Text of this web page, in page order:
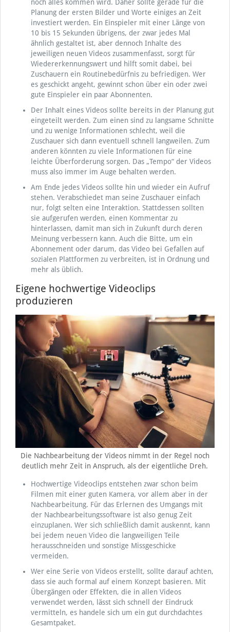
noch alles kommen wird. Daher sollte gerade für die
Planung der ersten Bilder und Worte einiges an Zeit
investiert werden. Ein Einspieler mit einer Länge von
10 bis 15 Sekunden übrigens, der zwar jedes Mal
ähnlich gestaltet ist, aber dennoch Inhalte des
jeweiligen neuen Videos zusammenfasst, sorgt für
Wiedererkennungswert und hilft somit dabei, bei
Zuschauern ein Routinebedürfnis zu befriedigen. Wer
es geschickt angeht, gewinnt schon über ein oder zwei
gute Einspieler ein paar Abonnenten.
Der Inhalt eines Videos sollte bereits in der Planung gut
eingeteilt werden. Zum einen sind zu langsame Schnitte
und zu wenige Informationen schlecht, weil die
Zuschauer sich dann eventuell schnell langweilen. Zum
anderen könnten zu viele Informationen für eine
leichte Überforderung sorgen. Das „Tempo“ der Videos
muss also immer im Auge behalten werden.
Am Ende jedes Videos sollte hin und wieder ein Aufruf
stehen. Verabschiedet man seine Zuschauer einfach
nur, folgt selten eine Interaktion. Stattdessen sollten
sie aufgerufen werden, einen Kommentar zu
hinterlassen, damit man sich in Zukunft durch deren
Meinung verbessern kann. Auch die Bitte, um ein
Abonnement oder darum, das Video bei Gefallen auf
sozialen Plattformen zu verbreiten, ist in Ordnung und
mehr als üblich.
Eigene hochwertige Videoclips
produzieren
Die Nachbearbeitung der Videos nimmt in der Regel noch
deutlich mehr Zeit in Anspruch, als der eigentliche Dreh.
Hochwertige Videoclips entstehen zwar schon beim
Filmen mit einer guten Kamera, vor allem aber in der
Nachbearbeitung. Für das Erlernen des Umgangs mit
der Nachbearbeitungssoftware ist also genug Zeit
einzuplanen. Wer sich schließlich damit auskennt, kann
bei jedem neuen Video die langweiligen Teile
herausschneiden und sonstige Missgeschicke
vermeiden.
Wer eine Serie von Videos erstellt, sollte darauf achten,
dass sie auch formal auf einem Konzept basieren. Mit
Übergängen oder Effekten, die in allen Videos
verwendet werden, lässt sich schnell der Eindruck
vermitteln, es handele sich um ein gut durchdachtes
Gesamtpaket.